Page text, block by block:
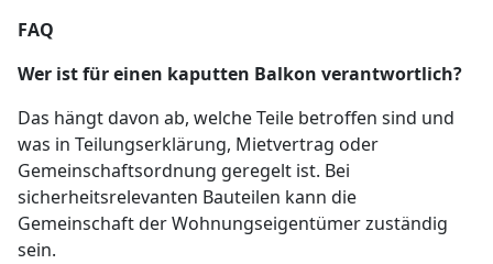
FAQ
Wer ist für einen kaputten Balkon verantwortlich?
Das hängt davon ab, welche Teile betroffen sind und
was in Teilungserklärung, Mietvertrag oder
Gemeinschaftsordnung geregelt ist. Bei
sicherheitsrelevanten Bauteilen kann die
Gemeinschaft der Wohnungseigentümer zuständig
sein.